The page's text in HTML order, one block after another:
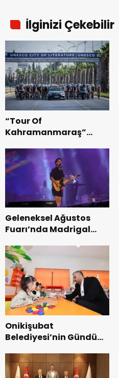
İlginizi Çekebilir
“Tour Of
Kahramanmaraş”
Bisikleti Turnuvası
Tamamlandı.
Geleneksel Ağustos
Fuarı’nda Madrigal
Onikişubat
Belediyesi’nin Gündüz
dönemin ön kayıtları
başladı.